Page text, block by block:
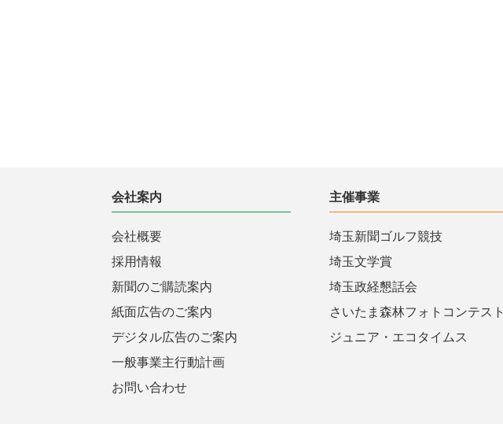
会社案内
会社概要
採用情報
新聞のご購読案内
紙面広告のご案内
デジタル広告のご案内
一般事業主行動計画
お問い合わせ
主催事業
埼玉新聞ゴルフ競技
埼玉文学賞
埼玉政経懇話会
さいたま森林フォトコンテスト
ジュニア・エコタイムス